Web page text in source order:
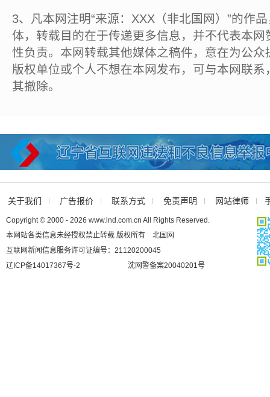
3、凡本网注明“来源：XXX（非北国网）”的作
体，转载目的在于传递更多信息，并不代表本
性负责。本网转载其他媒体之稿件，意在为公
版权单位或个人不想在本网发布，可与本网联
其撤除。
关于我们 广告报价 联系方式 免责声明 网站律师
Copyright © 2000 - 2026 www.lnd.com.cn All Rights Reserved.
本网站各类信息未经授权禁止转载 版权所有 北国网
互联网新闻信息服务许可证编号：21120200045
辽ICP备14017367号-2
沈网警备案20040201号